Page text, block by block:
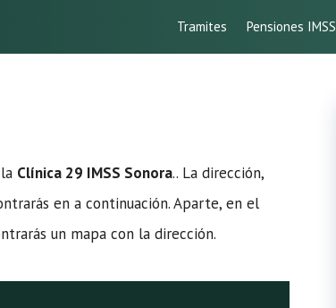
Tramites Pensiones IMSS
Clínica 29 IMSS Sonora.. La dirección,
en a continuación. Aparte, en el
un mapa con la dirección.